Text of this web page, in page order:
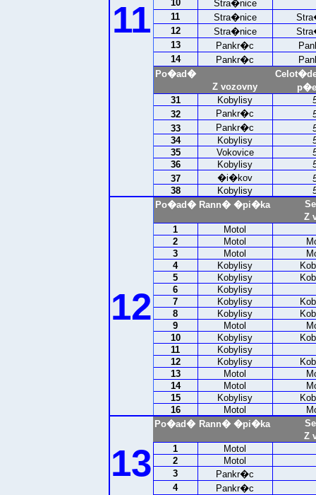
11
10
Stra�nice
11
Stra�nice
12
Stra�nice
13
Pankr�c
14
Pankr�c
Po�ad�
Z vozovny
31
Kobylisy
32
Pankr�c
33
Pankr�c
34
Kobylisy
35
Vokovice
36
Kobylisy
37
�i�kov
38
Kobylisy
12
Po�ad� Rann� �pi�ka
Z
1
Motol
2
Motol
3
Motol
4
Kobylisy
5
Kobylisy
6
Kobylisy
7
Kobylisy
8
Kobylisy
9
Motol
10
Kobylisy
11
Kobylisy
12
Kobylisy
13
Motol
14
Motol
15
Kobylisy
16
Motol
13
Po�ad� Rann� �pi�ka
Z
1
Motol
2
Motol
3
Pankr�c
4
Pankr�c